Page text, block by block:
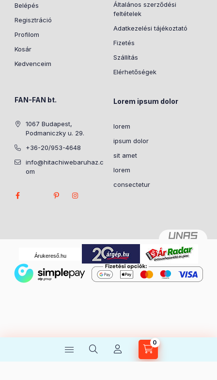
Belépés
Regisztráció
Profilom
Kosár
Kedvenceim
Általános szerződési
feltételek
Adatkezelési tájékoztató
Fizetés
Szállítás
Elérhetőségek
FAN-FAN bt.
1067 Budapest,
Podmaniczky u. 29.
+36-20/953-4648
info@hitachiwebaruhaz.c
om
Lorem ipsum dolor
lorem
ipsum dolor
sit amet
lorem
consectetur
Árukereső.hu
Kosárban lévő
0